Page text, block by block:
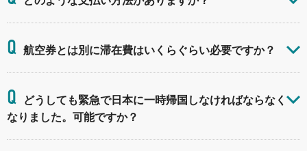
Q 航空券とは別に滞在費はいくらぐらい必要ですか？
Q
どうしても緊急で日本に一時帰国しなければならなく
なりました。可能ですか？